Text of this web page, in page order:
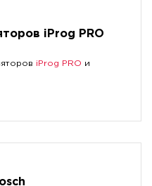
iProg PRO
iProg PRO и